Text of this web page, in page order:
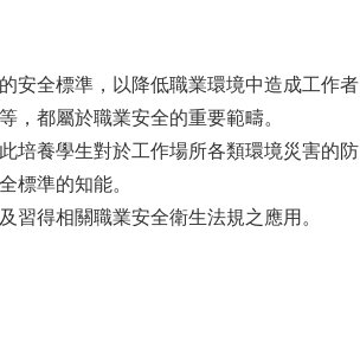
安全標準，以降低職業環境中造成工作者
，都屬於職業安全的重要範疇。
培養學生對於工作場所各類環境災害的防
標準的知能。
得相關職業安全衛生法規之應用。